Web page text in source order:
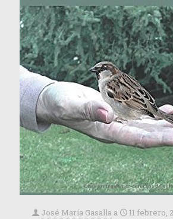
José María Gasalla a
11 febrero,